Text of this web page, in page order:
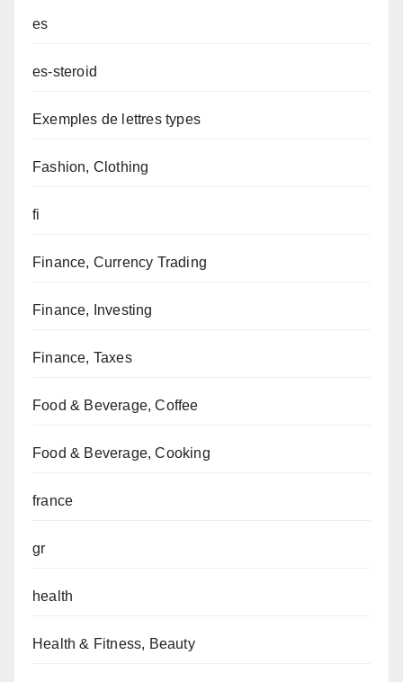
es
es-steroid
Exemples de lettres types
Fashion, Clothing
fi
Finance, Currency Trading
Finance, Investing
Finance, Taxes
Food & Beverage, Coffee
Food & Beverage, Cooking
france
gr
health
Health & Fitness, Beauty